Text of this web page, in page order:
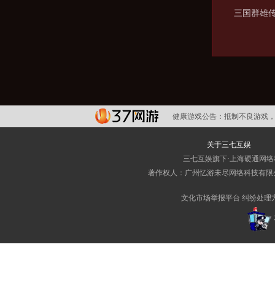
三国群雄
健康游戏公告： 抵制不良游戏
关于三七互娱
三七互娱旗下·上海硬通网
著作权人：广州忆游未尽网络科技有限
文化市场举报平台 纠纷处理